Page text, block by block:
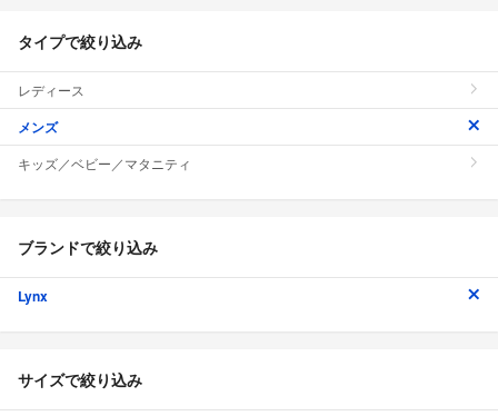
タイプで絞り込み
レディース
メンズ
キッズ／ベビー／マタニティ
ブランドで絞り込み
Lynx
サイズで絞り込み